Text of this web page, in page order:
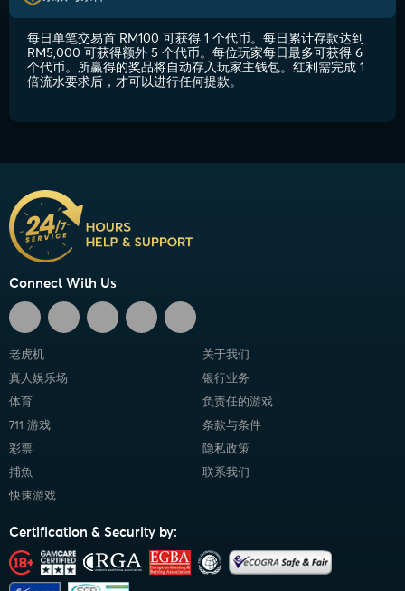
每日单笔交易首 RM100 可获得 1 个代币。每日累计存款达到
RM5,000 可获得额外 5 个代币。每位玩家每日最多可获得 6
个代币。所赢得的奖品将自动存入玩家主钱包。红利需完成 1
倍流水要求后，才可以进行任何提款。
Connect With Us
老虎机
真人娱乐场
体育
711 游戏
彩票
捕魚
快速游戏
关于我们
银行业务
负责任的游戏
条款与条件
隐私政策
联系我们
Certification & Security by: